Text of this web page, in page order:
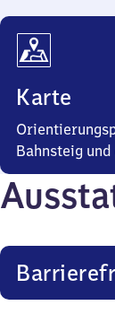
Karte
Bahnsteig